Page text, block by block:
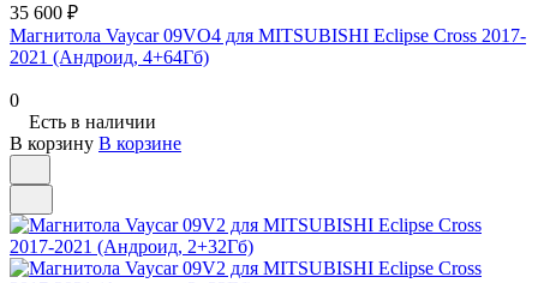
35 600 ₽
Магнитола Vaycar 09VO4 для MITSUBISHI Eclipse Cross 2017-
2021 (Андроид, 4+64Гб)
0
Есть в наличии
В корзину В корзине